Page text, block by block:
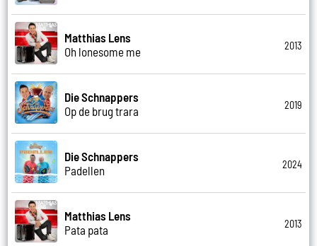
Matthias Lens
Oh lonesome me
2013
Die Schnappers
Op de brug trara
2019
Die Schnappers
Padellen
2024
Matthias Lens
Pata pata
2013